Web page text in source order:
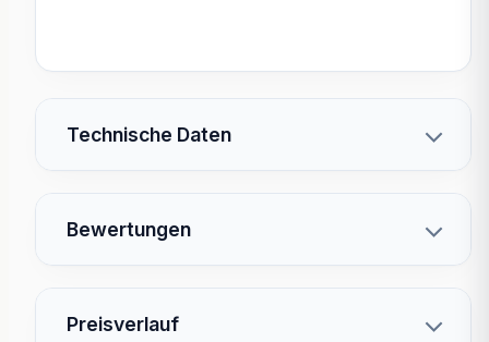
Technische Daten
Bewertungen
Preisverlauf